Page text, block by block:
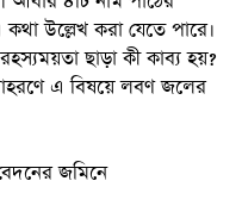
উল্লেখ করা যেতে পারে।
ছাড়া কী কাব্য হয়?
এ বিষয়ে লবণ জলের
জমিনে